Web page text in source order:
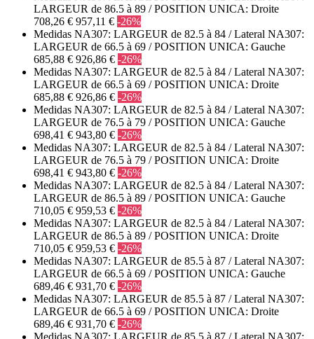
LARGEUR de 86.5 à 89 / POSITION UNICA: Droite
708,26 € 957,11 € -26%
Medidas NA307: LARGEUR de 82.5 à 84 / Lateral NA307:
LARGEUR de 66.5 à 69 / POSITION UNICA: Gauche
685,88 € 926,86 € -26%
Medidas NA307: LARGEUR de 82.5 à 84 / Lateral NA307:
LARGEUR de 66.5 à 69 / POSITION UNICA: Droite
685,88 € 926,86 € -26%
Medidas NA307: LARGEUR de 82.5 à 84 / Lateral NA307:
LARGEUR de 76.5 à 79 / POSITION UNICA: Gauche
698,41 € 943,80 € -26%
Medidas NA307: LARGEUR de 82.5 à 84 / Lateral NA307:
LARGEUR de 76.5 à 79 / POSITION UNICA: Droite
698,41 € 943,80 € -26%
Medidas NA307: LARGEUR de 82.5 à 84 / Lateral NA307:
LARGEUR de 86.5 à 89 / POSITION UNICA: Gauche
710,05 € 959,53 € -26%
Medidas NA307: LARGEUR de 82.5 à 84 / Lateral NA307:
LARGEUR de 86.5 à 89 / POSITION UNICA: Droite
710,05 € 959,53 € -26%
Medidas NA307: LARGEUR de 85.5 à 87 / Lateral NA307:
LARGEUR de 66.5 à 69 / POSITION UNICA: Gauche
689,46 € 931,70 € -26%
Medidas NA307: LARGEUR de 85.5 à 87 / Lateral NA307:
LARGEUR de 66.5 à 69 / POSITION UNICA: Droite
689,46 € 931,70 € -26%
Medidas NA307: LARGEUR de 85.5 à 87 / Lateral NA307: